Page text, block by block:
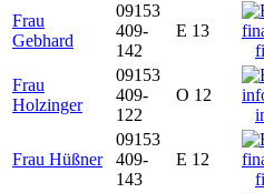
Frau
Gebhard
09153
409-
142
E 13
Frau
Holzinger
09153
409-
122
O 12
Frau Hüßner
09153
409-
143
E 12